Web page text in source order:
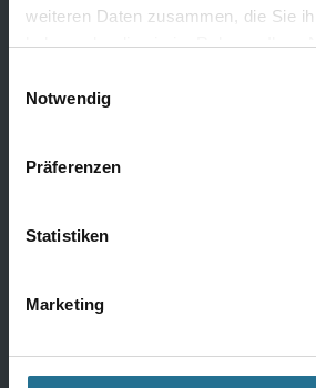
weiteren Daten zusammen, die Sie
haben oder die sie im Rahmen Ihrer
Notwendig
Präferenzen
Statistiken
Marketing
Design Bodenbeläge
Textile Bodenbeläge
Elastische Bodenbeläge
Parkett
Alle Bödenbeläge